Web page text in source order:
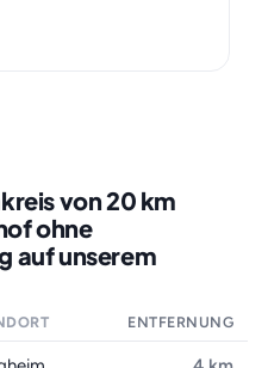
von 20 km
ohne
auf unserem
ENTFERNUNG